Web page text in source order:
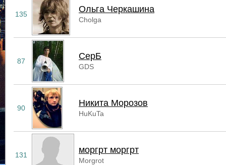
135 Ольга Черкашина
Cholga
87 СерБ
GDS
90 Никита Морозов
HuKuTa
131 моргрт моргрт
Morgrot